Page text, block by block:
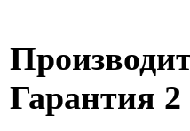
Гарантия 2